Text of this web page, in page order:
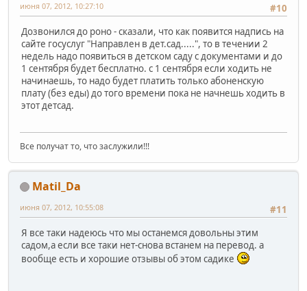
#10
июня 07, 2012, 10:27:10
Дозвонился до роно - сказали, что как появится надпись на
сайте госуслуг "Направлен в дет.сад.....", то в течении 2
недель надо появиться в детском саду с документами и до
1 сентября будет бесплатно. с 1 сентября если ходить не
начинаешь, то надо будет платить только абоненскую
плату (без еды) до того времени пока не начнешь ходить в
этот детсад.
Все получат то, что заслужили!!!
Matil_Da
#11
июня 07, 2012, 10:55:08
Я все таки надеюсь что мы останемся довольны этим
садом,а если все таки нет-снова встанем на перевод. а
вообще есть и хорошие отзывы об этом садике